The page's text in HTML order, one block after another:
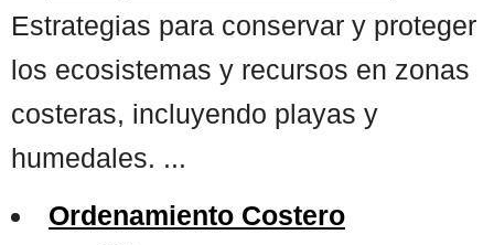
Estrategias para conservar y proteger
los ecosistemas y recursos en zonas
costeras, incluyendo playas y
humedales. ...
Ordenamiento Costero